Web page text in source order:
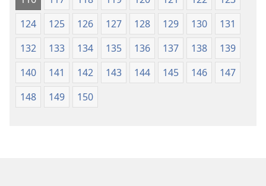
124
125 126 127 128 129 130
131
132
133 134 135 136 137 138
139
140
141 142 143 144 145 146
147
148
149 150